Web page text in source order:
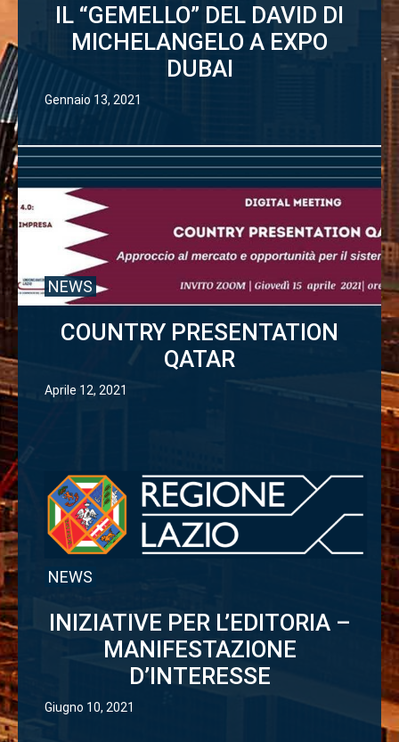
IL “GEMELLO” DEL DAVID DI
MICHELANGELO A EXPO
DUBAI
Gennaio 13, 2021
COUNTRY PRESENTATION
QATAR
Aprile 12, 2021
NEWS
INIZIATIVE PER L’EDITORIA –
MANIFESTAZIONE
D’INTERESSE
Giugno 10, 2021
NEWS